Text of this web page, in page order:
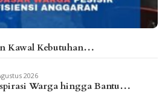
Kawal Kebutuhan…
2026
Warga hingga Bantu…